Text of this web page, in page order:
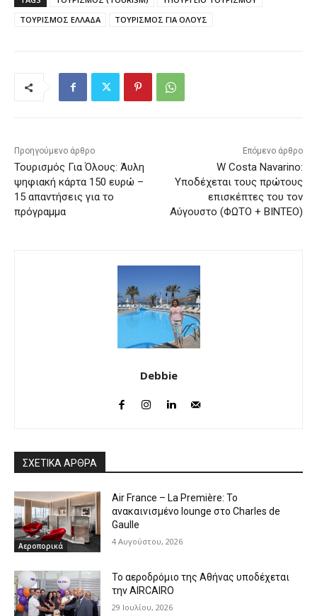
ΤΟΥΡΙΣΜΟΣ ΕΛΛΑΔΑ
ΤΟΥΡΙΣΜΟΣ ΓΙΑ ΟΛΟΥΣ
Προηγούμενο άρθρο
Τουρισμός Για Όλους: Άυλη
ψηφιακή κάρτα 150 ευρώ –
15 απαντήσεις για το
πρόγραμμα
Επόμενο άρθρο
W Costa Navarino:
Υποδέχεται τους πρώτους
επισκέπτες του τον
Αύγουστο (ΦΩΤΟ + ΒΙΝΤΕΟ)
Debbie
ΣΧΕΤΙΚΑ ΑΡΘΡΑ
Αεροπορικά
Air France – La Première: Το
ανακαινισμένο lounge στο Charles de
Gaulle
4 Αυγούστου, 2026
Το αεροδρόμιο της Αθήνας υποδέχεται
την AIRCAIRO
29 Ιουλίου, 2026